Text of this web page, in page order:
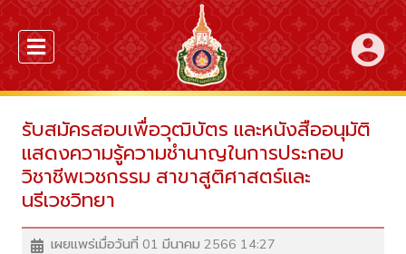
account_circle
รับสมัครสอบเพื่อวุฒิบัตร และหนังสืออนุมัติ
แสดงความรู้ความชำนาญในการประกอบ
วิชาชีพเวชกรรม สาขาสูติศาสตร์และ
นรีเวชวิทยา
เผยแพร่เมื่อวันที่ 01 มีนาคม 2566 14:27